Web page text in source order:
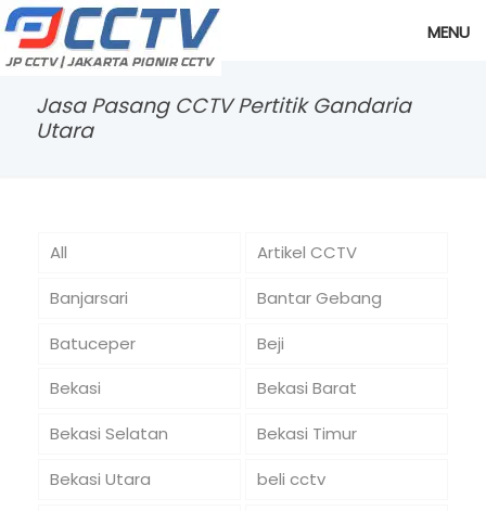
MENU
Jasa Pasang CCTV Pertitik Gandaria
Utara
All
Artikel CCTV
Banjarsari
Bantar Gebang
Batuceper
Beji
Bekasi
Bekasi Barat
Bekasi Selatan
Bekasi Timur
Bekasi Utara
beli cctv